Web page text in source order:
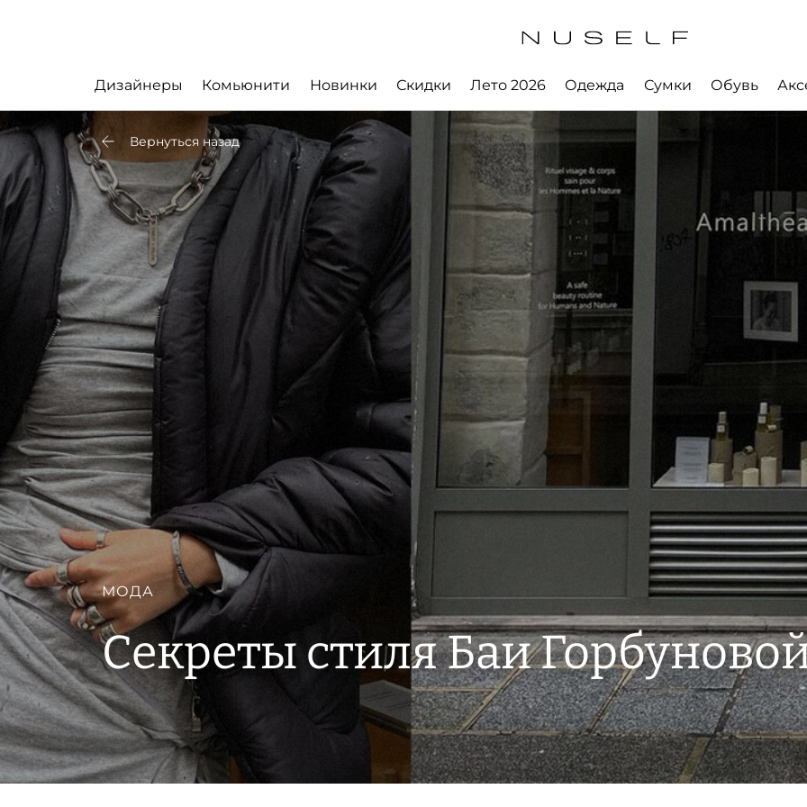
Дизайнеры Комьюнити Новинки Скидки Лето 2026 Одежда Сумки Обувь
Вернуться назад
МОДА
Секреты стиля Баи